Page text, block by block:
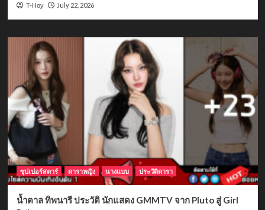
T-Hoy July 22, 2026
ซุปเปอร์สตาร์ ดาราหญิง นางแบบ ประวัติดารา
น้ำตาล ทิพนารี ประวัติ นักแสดง GMMTV จาก Pluto สู่ Girl